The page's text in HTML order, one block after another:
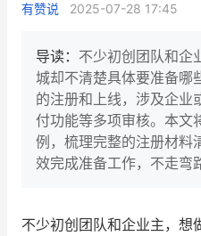
增长产品指南
智库
产品更新动态
有赞说 2025-07-28 17:45
导读： 不少初创团队和企
城却不清楚具体要准备哪
的注册和上线，涉及企业
付功能等多项审核。本文
例，梳理完整的注册材料
效完成准备工作，不走弯
不少初创团队和企业主，想